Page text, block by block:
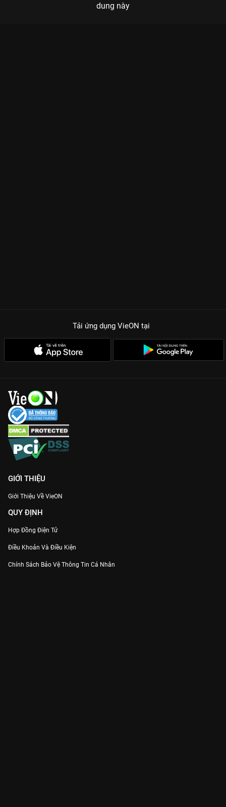
dung này
Tải ứng dụng VieON tại
GIỚI THIỆU
Giới Thiệu Về VieON
QUY ĐỊNH
Hợp Đồng Điện Tử
Điều Khoản Và Điều Kiện
Chính Sách Bảo Vệ Thông Tin Cá Nhân